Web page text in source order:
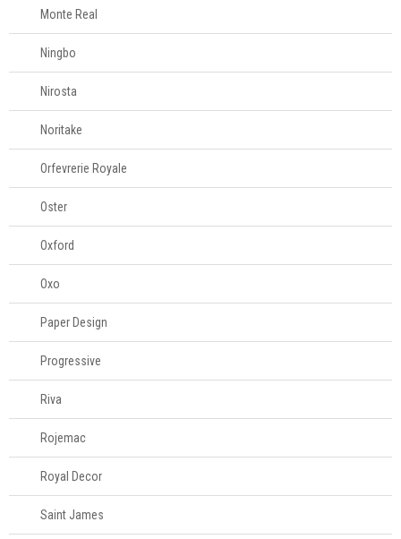
Monte Real
Ningbo
Nirosta
Noritake
Orfevrerie Royale
Oster
Oxford
Oxo
Paper Design
Progressive
Riva
Rojemac
Royal Decor
Saint James